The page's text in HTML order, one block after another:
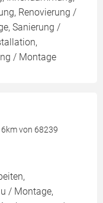
Renovierung /
Sanierung /
/ Montage
von 68239
/ Montage,